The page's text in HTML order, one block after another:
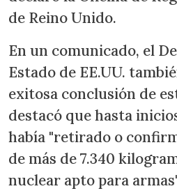
de Reino Unido.
En un comunicado, el
Estado de EE.UU.
exitosa conclusión de
destacó que hasta
había "retirado o
de más de 7.340
nuclear apto para